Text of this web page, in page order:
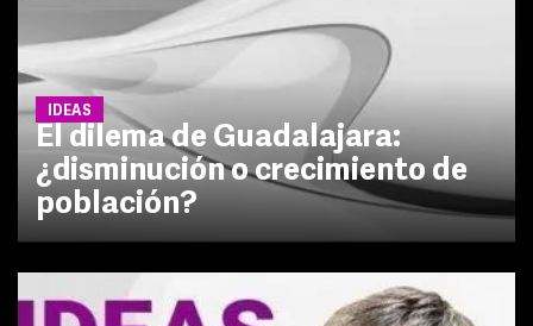
IDEAS
El dilema de Guadalajara:
¿disminución o crecimiento de
población?